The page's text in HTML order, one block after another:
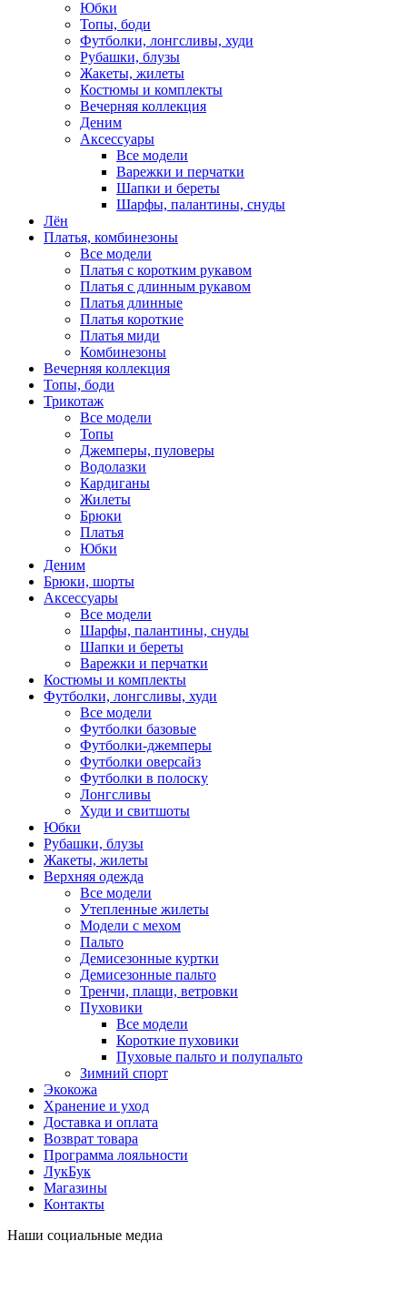
Юбки
Топы, боди
Футболки, лонгсливы, худи
Рубашки, блузы
Жакеты, жилеты
Костюмы и комплекты
Вечерняя коллекция
Деним
Аксессуары
Все модели
Варежки и перчатки
Шапки и береты
Шарфы, палантины, снуды
Лён
Платья, комбинезоны
Все модели
Платья с коротким рукавом
Платья с длинным рукавом
Платья длинные
Платья короткие
Платья миди
Комбинезоны
Вечерняя коллекция
Топы, боди
Трикотаж
Все модели
Топы
Джемперы, пуловеры
Водолазки
Кардиганы
Жилеты
Брюки
Платья
Юбки
Деним
Брюки, шорты
Аксессуары
Все модели
Шарфы, палантины, снуды
Шапки и береты
Варежки и перчатки
Костюмы и комплекты
Футболки, лонгсливы, худи
Все модели
Футболки базовые
Футболки-джемперы
Футболки оверсайз
Футболки в полоску
Лонгсливы
Худи и свитшоты
Юбки
Рубашки, блузы
Жакеты, жилеты
Верхняя одежда
Все модели
Утепленные жилеты
Модели с мехом
Пальто
Демисезонные куртки
Демисезонные пальто
Тренчи, плащи, ветровки
Пуховики
Все модели
Короткие пуховики
Пуховые пальто и полупальто
Зимний спорт
Экокожа
Хранение и уход
Доставка и оплата
Возврат товара
Программа лояльности
ЛукБук
Магазины
Контакты
Наши социальные медиа